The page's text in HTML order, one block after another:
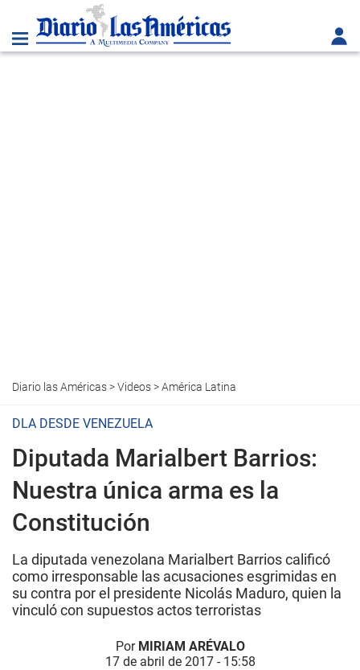
Diario las Américas>Videos>América Latina
DLA DESDE VENEZUELA
Diputada Marialbert Barrios:
Nuestra única arma es la
Constitución
La diputada venezolana Marialbert Barrios calificó
como irresponsable las acusaciones esgrimidas en
su contra por el presidente Nicolás Maduro, quien la
vinculó con supuestos actos terroristas
Por MIRIAM ARÉVALO
17 de abril de 2017 - 15:58